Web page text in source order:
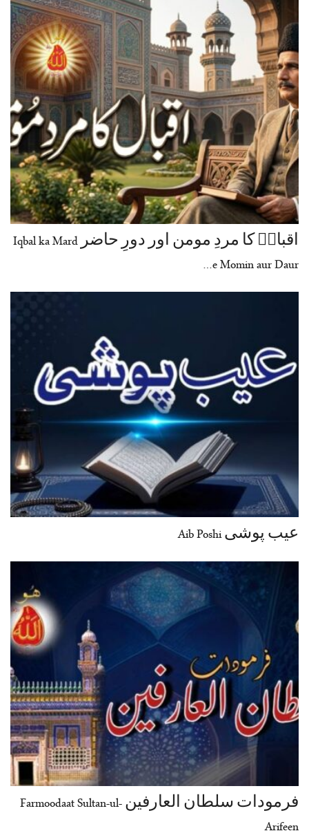
اقبالؒ کا مردِ مومن اور دورِ حاضر Iqbal ka Mard
e Momin aur Daur…
عیب پوشی Aib Poshi
فرمودات سلطان العارفین Farmoodaat Sultan-ul-
Arifeen